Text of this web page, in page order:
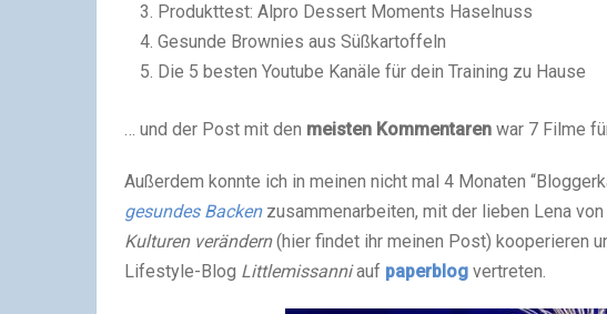
Produkttest: Alpro Dessert Moments Haselnuss
Gesunde Brownies aus Süßkartoffeln
Die 5 besten Youtube Kanäle für dein Training zu Hause
… und der Post mit den meisten Kommentaren war 7 Filme
Außerdem konnte ich in meinen nicht mal 4 Monaten
gesundes Backenzusammenarbeiten, mit der lieben Lena von
Kulturen verändern(hier findet ihr meinen Post) kooperieren
Lifestyle-Blog Littlemissanniauf paperblog vertreten.